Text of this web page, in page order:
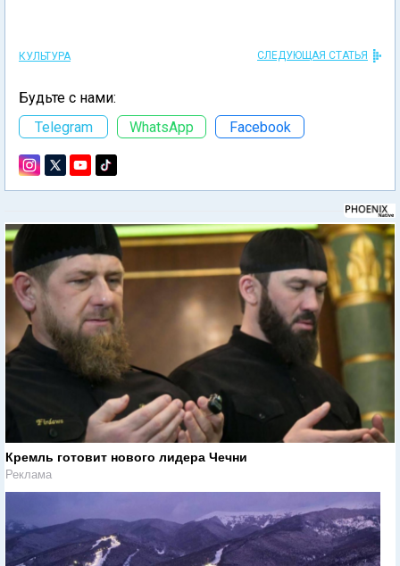
КУЛЬТУРА СЛЕДУЮЩАЯ СТАТЬЯ
Будьте с нами:
Telegram
WhatsApp Facebook
Кремль готовит нового лидера Чечни
Реклама